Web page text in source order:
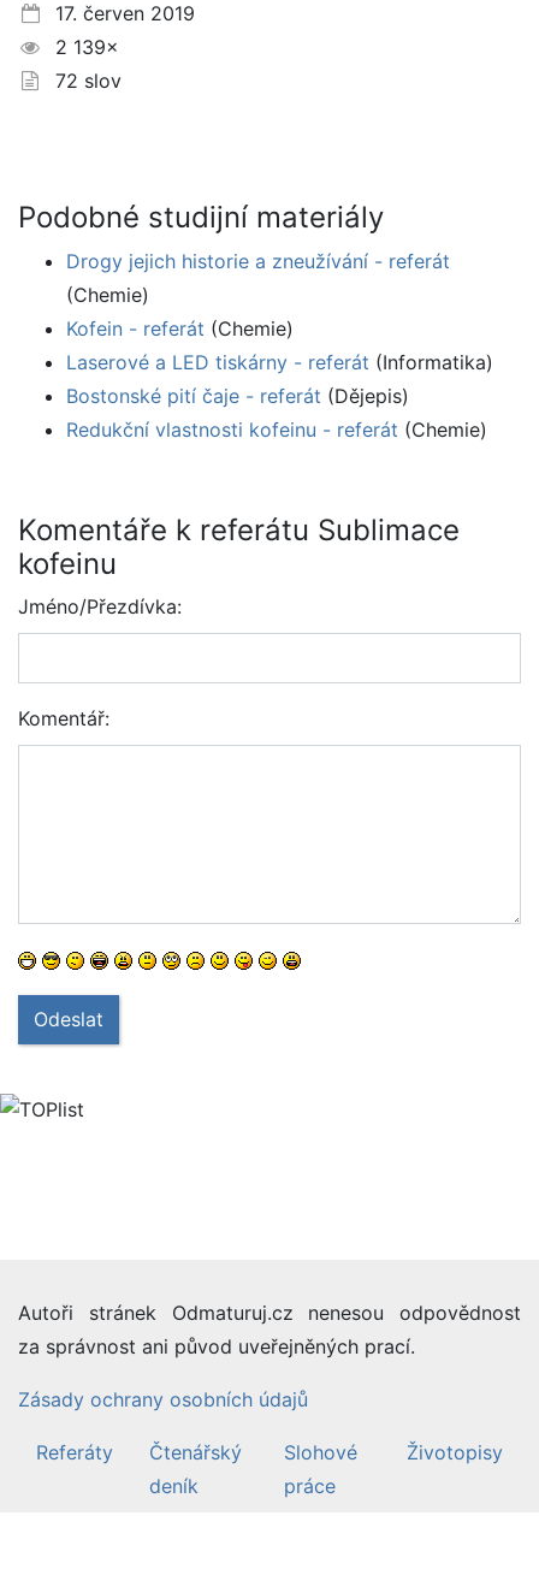
17. červen 2019
2 139×
72 slov
Podobné studijní materiály
Drogy jejich historie a zneužívání - referát
(Chemie)
Kofein - referát (Chemie)
Laserové a LED tiskárny - referát (Informatika)
Bostonské pití čaje - referát (Dějepis)
Redukční vlastnosti kofeinu - referát (Chemie)
Komentáře k referátu Sublimace
kofeinu
Jméno/Přezdívka:
Komentář:
Odeslat
Autoři stránek Odmaturuj.cz nenesou odpovědnost
za správnost ani původ uveřejněných prací.
Zásady ochrany osobních údajů
Referáty
Čtenářský
deník
Slohové
práce
Životopisy